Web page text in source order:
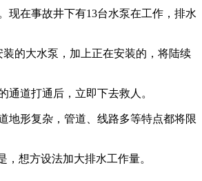
现在事故井下有13台水泵在工作，排水
的大水泵，加上正在安装的，将陆续
道打通后，立即下去救人。
地形复杂，管道、线路多等特点都将限
想方设法加大排水工作量。